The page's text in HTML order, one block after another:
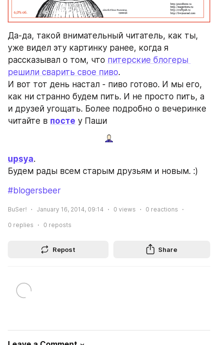
Да-да, такой внимательный читатель, как ты,
уже видел эту картинку ранее, когда я
рассказывал о том, что питерские блогеры
решили сварить свое пиво.
И вот тот день настал - пиво готово. И мы его,
как ни странно будем пить. И не просто пить, а
и друзей угощать. Более подробно о вечеринке
читайте в посте у Паши
upsya.
Будем рады всем старым друзьям и новым. :)
#blogersbeer
BuSer! January 16, 2014, 09:14 0 views 0 reactions
0 replies 0 reposts
Repost Share